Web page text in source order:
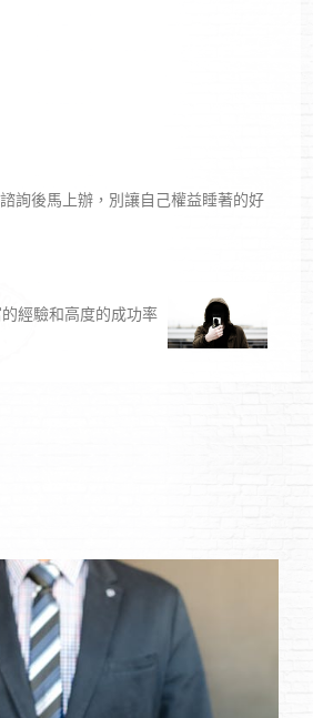
詢後馬上辦，別讓自己權益睡著的好
經驗和高度的成功率